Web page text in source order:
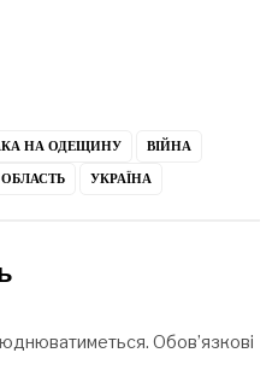
НА ОДЕЩИНУ
ВІЙНА
УКРАЇНА
Обов’язкові